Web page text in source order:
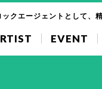
クエージェントとして、
EVENT